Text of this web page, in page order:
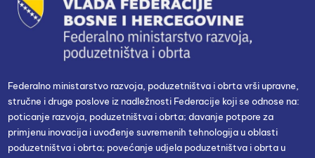
Federalno ministarstvo razvoja, poduzetništva i obrta vrši upravne,
stručne i druge poslove iz nadležnosti Federacije koji se odnose na:
poticanje razvoja, poduzetništva i obrta; davanje potpore za
primjenu inovacija i uvođenje suvremenih tehnologija u oblasti
poduzetništva i obrta; povećanje udjela poduzetništva i obrta u